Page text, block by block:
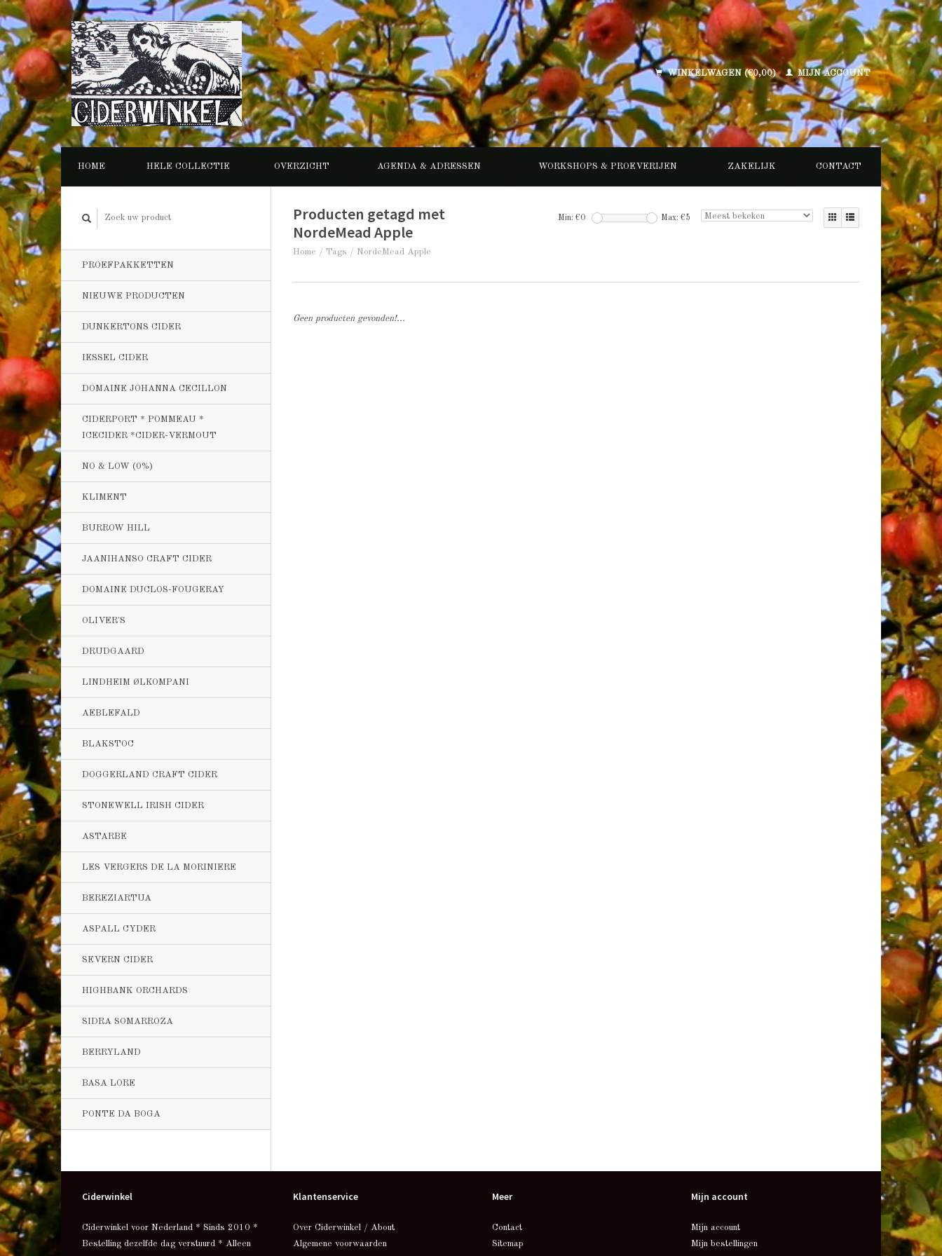
WINKELWAGEN (€0,00) MIJN ACCOUNT
HOME HELE COLLECTIE OVERZICHT AGENDA & ADRESSEN WORKSHOPS & PROEVERIJEN ZAKELIJK CONTACT
PROEFPAKKETTEN
NIEUWE PRODUCTEN
DUNKERTONS CIDER
IESSEL CIDER
DOMAINE JOHANNA CECILLON
CIDERPORT * POMMEAU *
ICECIDER *CIDER-VERMOUT
NO & LOW (0%)
KLIMENT
BURROW HILL
JAANIHANSO CRAFT CIDER
DOMAINE DUCLOS-FOUGERAY
OLIVER'S
DRUDGAARD
LINDHEIM ØLKOMPANI
AEBLEFALD
BLAKSTOC
DOGGERLAND CRAFT CIDER
STONEWELL IRISH CIDER
ASTARBE
LES VERGERS DE LA MORINIERE
BEREZIARTUA
ASPALL CYDER
SEVERN CIDER
HIGHBANK ORCHARDS
SIDRA SOMARROZA
BERRYLAND
BASA LORE
PONTE DA BOGA
Producten getagd met
NordeMead Apple
Home / Tags / NordeMead Apple
Min: €0 Max: €5
Geen producten gevonden!...
Ciderwinkel
Ciderwinkel voor Nederland * Sinds 2010 *
Bestelling dezelfde dag verstuurd * Alleen
Klantenservice
Over Ciderwinkel / About
Algemene voorwaarden
Meer
Contact
Sitemap
Mijn account
Mijn account
Mijn bestellingen